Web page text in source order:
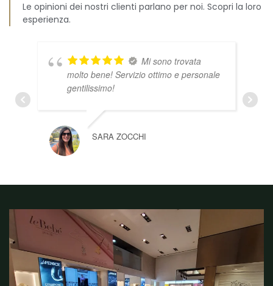
Le opinioni dei nostri clienti parlano per noi. Scopri la loro
esperienza.
Mi sono trovata
molto bene! Servizio ottimo e personale
gentilissimo!
SARA ZOCCHI